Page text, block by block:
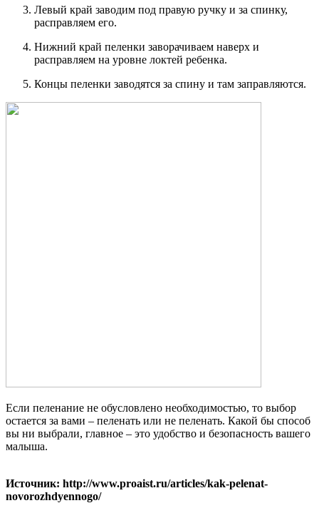
Левый край заводим под правую ручку и за спинку,
расправляем его.
Нижний край пеленки заворачиваем наверх и
расправляем на уровне локтей ребенка.
Концы пеленки заводятся за спину и там заправляются.
Если пеленание не обусловлено необходимостью, то выбор
остается за вами – пеленать или не пеленать. Какой бы способ
вы ни выбрали, главное – это удобство и безопасность вашего
малыша.
Источник: http://www.proaist.ru/articles/kak-pelenat-
novorozhdyennogo/